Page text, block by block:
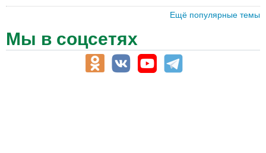
Ещё популярные темы
Мы в соцсетях